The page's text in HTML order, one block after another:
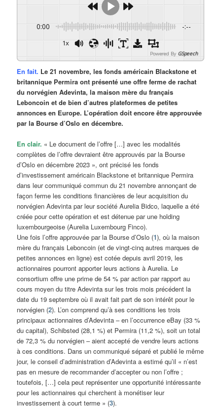
0:00 -:--
1x
Powered By GSpeech
En fait. Le 21 novembre, les fonds américain Blackstone et
britannique Permira ont présenté une offre ferme de rachat
du norvégien Adevinta, la maison mère du français
Leboncoin et de bien d’autres plateformes de petites
annonces en Europe. L’opération doit encore être approuvée
par la Bourse d’Oslo en décembre.
En clair. « Le document de l’offre […] avec les modalités
complètes de l’offre devraient être approuvés par la Bourse
d’Oslo en décembre 2023 », ont précisé les fonds
d’investissement américain Blackstone et britannique Permira
dans leur communiqué commun du 21 novembre annonçant de
façon ferme les conditions financières de leur acquisition du
norvégien Adevinta par leur société Aurelia Bidco, laquelle a été
créée pour cette opération et est détenue par une holding
luxembourgeoise (Aurelia Luxembourg Finco).
Une fois l’offre approuvée par la Bourse d’Oslo (1), où la maison
mère du français Leboncoin (et de vingt-cinq autres marques de
petites annonces en ligne) est cotée depuis avril 2019, les
actionnaires pourront apporter leurs actions à Aurelia. Le
consortium offre une prime de 54 % par action par rapport au
cours moyen du titre Adevinta sur les trois mois précédent la
date du 19 septembre où il avait fait part de son intérêt pour le
norvégien (2). L’on comprend qu’à ses conditions les trois
principaux actionnaires d’Adevinta – en l’occurrence eBay (33 %
du capital), Schibsted (28,1 %) et Permira (11,2 %), soit un total
de 72,3 % du norvégien – aient accepté de vendre leurs actions
à ces conditions. Dans un communiqué séparé et publié le même
jour, le conseil d’administration d’Adevinta a estimé qu’il « n’est
pas en mesure de recommander d’accepter ou non l’offre ;
toutefois, […] cela peut représenter une opportunité intéressante
pour les actionnaires qui cherchent à monétiser leur
investissement à court terme » (3).